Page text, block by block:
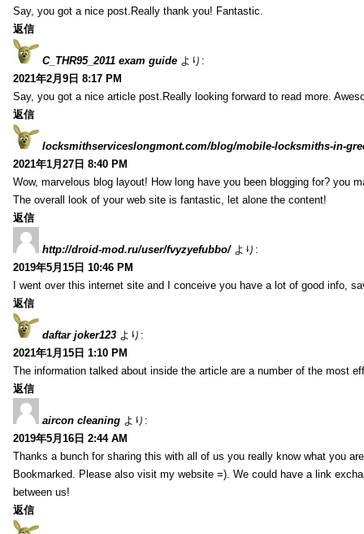
Say, you got a nice post.Really thank you! Fantastic.
返信
C_THR95_2011 exam guide より:
2021年2月9日 8:17 PM
Say, you got a nice article post.Really looking forward to read more.
返信
locksmithserviceslongmont.com/blog/mobile-locksmiths-in-
2021年1月27日 8:40 PM
Wow, marvelous blog layout! How long have you been blogging for? you
The overall look of your web site is fantastic, let alone the content!
返信
http://droid-mod.ru/user/fvyzyefubbo/ より:
2019年5月15日 10:46 PM
I went over this internet site and I conceive you have a lot of good info,
返信
daftar joker123 より:
2021年1月15日 1:10 PM
The information talked about inside the article are a number of the most
返信
aircon cleaning より:
2019年5月16日 2:44 AM
Thanks a bunch for sharing this with all of us you really know what you
Bookmarked. Please also visit my website =). We could have a link
between us!
返信